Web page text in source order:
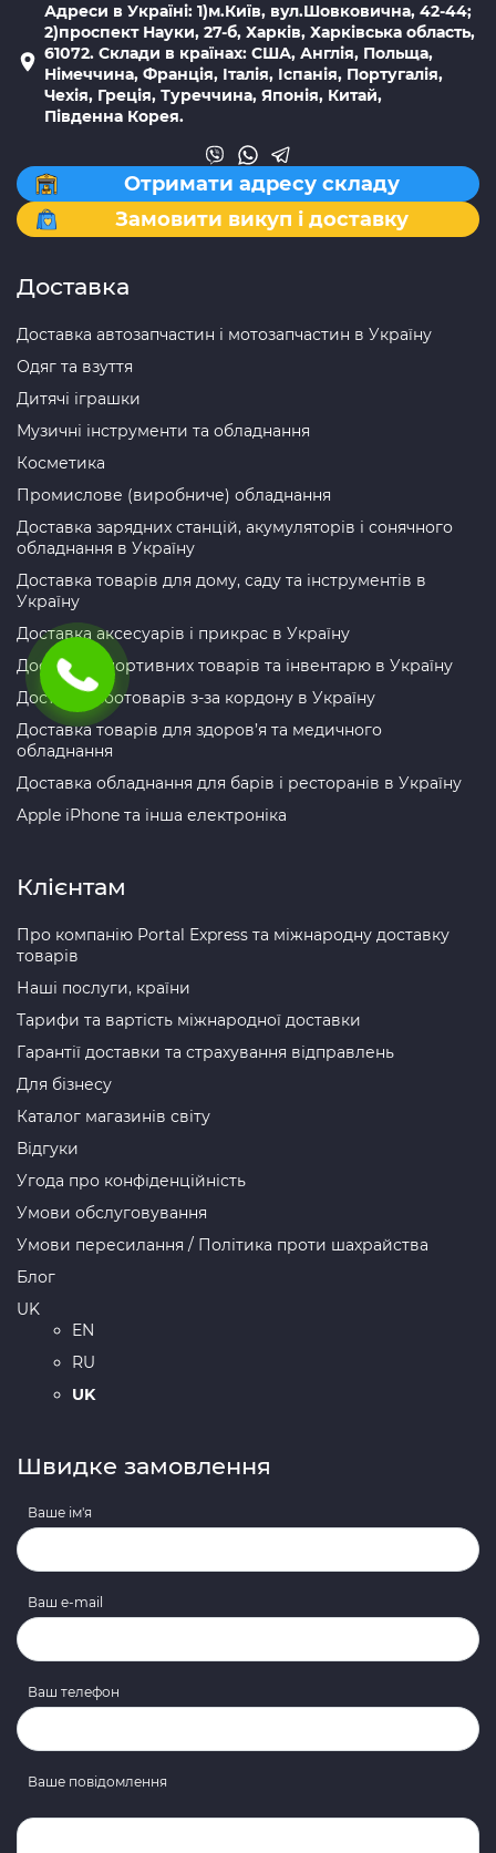
Адреси в Україні: 1)м.Київ, вул.Шовковична, 42-44;
2)проспект Науки, 27-б, Харків, Харківська область,
61072. Склади в країнах: США, Англія, Польща,
Німеччина, Франція, Італія, Іспанія, Португалія,
Чехія, Греція, Туреччина, Японія, Китай,
Південна Корея.
Отримати адресу складу
Замовити викуп і доставку
Доставка
Доставка автозапчастин і мотозапчастин в Україну
Одяг та взуття
Дитячі іграшки
Музичні інструменти та обладнання
Косметика
Промислове (виробниче) обладнання
Доставка зарядних станцій, акумуляторів і сонячного
обладнання в Україну
Доставка товарів для дому, саду та інструментів в
Україну
Доставка аксесуарів і прикрас в Україну
Доставка спортивних товарів та інвентарю в Україну
Доставка зоотоварів з-за кордону в Україну
Доставка товарів для здоров’я та медичного
обладнання
Доставка обладнання для барів і ресторанів в Україну
Apple iPhone та інша електроніка
Клієнтам
Про компанію Portal Express та міжнародну доставку
товарів
Наші послуги, країни
Тарифи та вартість міжнародної доставки
Гарантії доставки та страхування відправлень
Для бізнесу
Каталог магазинів світу
Відгуки
Угода про конфіденційність
Умови обслуговування
Умови пересилання / Політика проти шахрайства
Блог
UK
EN
RU
UK
Швидке замовлення
Ваше ім'я
Ваш e-mail
Ваш телефон
Ваше повідомлення